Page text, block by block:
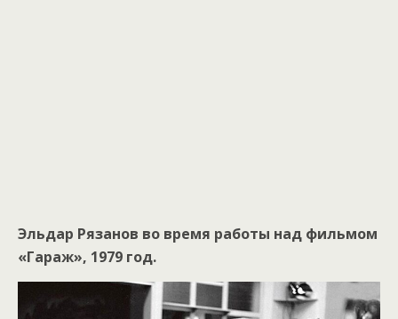
Эльдар Рязанов во время работы над фильмом
«Гараж», 1979 год.